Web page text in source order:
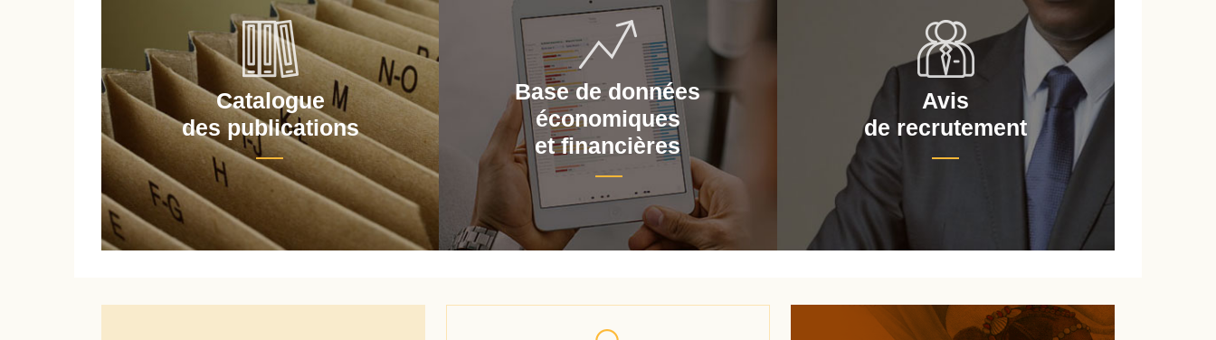
Catalogue
des publications
Base de données
économiques
et financières
Avis
de recrutement